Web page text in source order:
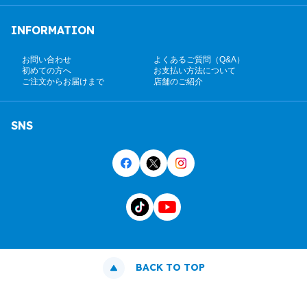
INFORMATION
お問い合わせ
よくあるご質問（Q&A）
初めての方へ
お支払い方法について
ご注文からお届けまで
店舗のご紹介
SNS
BACK TO TOP